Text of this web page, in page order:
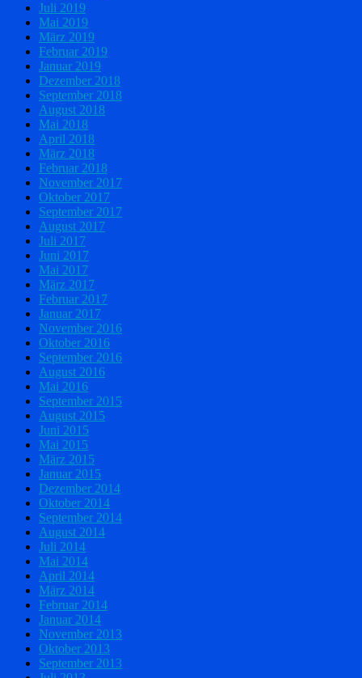
Juli 2019
Mai 2019
März 2019
Februar 2019
Januar 2019
Dezember 2018
September 2018
August 2018
Mai 2018
April 2018
März 2018
Februar 2018
November 2017
Oktober 2017
September 2017
August 2017
Juli 2017
Juni 2017
Mai 2017
März 2017
Februar 2017
Januar 2017
November 2016
Oktober 2016
September 2016
August 2016
Mai 2016
September 2015
August 2015
Juni 2015
Mai 2015
März 2015
Januar 2015
Dezember 2014
Oktober 2014
September 2014
August 2014
Juli 2014
Mai 2014
April 2014
März 2014
Februar 2014
Januar 2014
November 2013
Oktober 2013
September 2013